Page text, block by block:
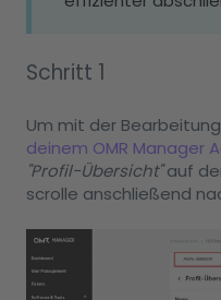
Schritt 1
Um mit der
deinem OMR Manager
"Profil-Übersicht"auf
scrolle anschließend